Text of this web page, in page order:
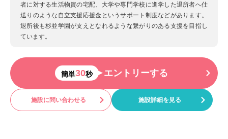
者に対する生活物資の宅配、大学や専門学校に進学した退所者へ仕
送りのような自立支援応援金というサポート制度などがあります。
退所後も杉並学園が支えとなれるような繋がりのある支援を目指し
ています。
簡単30秒 エントリーする
施設に問い合わせる 施設詳細を見る